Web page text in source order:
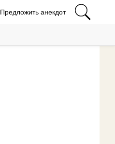
Предложить анекдот